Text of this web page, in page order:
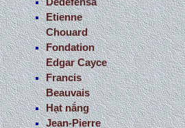
Dedefensa
Etienne
Chouard
Fondation
Edgar Cayce
Francis
Beauvais
Hạt nắng
Jean-Pierre